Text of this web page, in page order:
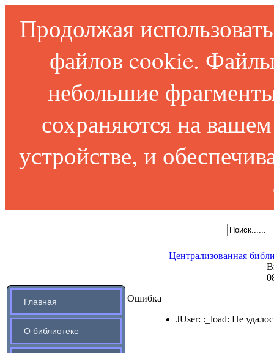
Продолжая
файлов cookie.
небольшие
сохраняются на
устройстве, и
Централизованная
Главная
О библиотеке
Ошибка
JUser: :_load: Не